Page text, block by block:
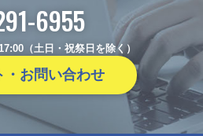
6955
（土日・祝祭日を除く）
・お問い合わせ